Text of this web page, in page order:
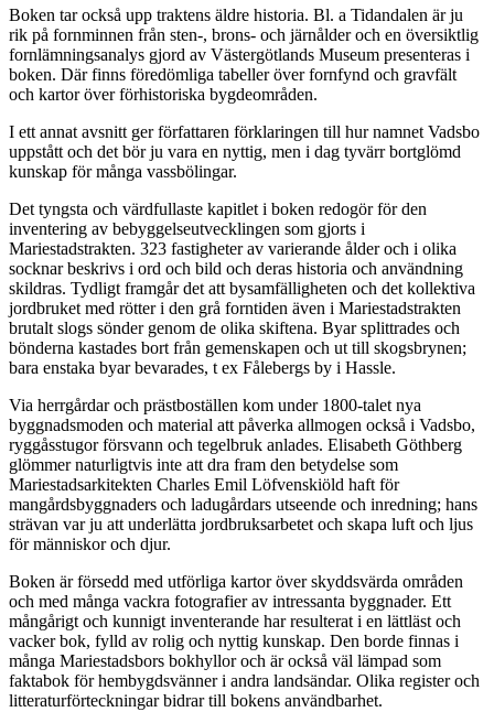
Boken tar också upp traktens äldre historia. Bl. a Tidandalen är ju
rik på fornminnen från sten-, brons- och järnålder och en översiktlig
fornlämningsanalys gjord av Västergötlands Museum presenteras i
boken. Där finns föredömliga tabeller över fornfynd och gravfält
och kartor över förhistoriska bygdeområden.
I ett annat avsnitt ger författaren förklaringen till hur namnet Vadsbo
uppstått och det bör ju vara en nyttig, men i dag tyvärr bortglömd
kunskap för många vassbölingar.
Det tyngsta och värdfullaste kapitlet i boken redogör för den
inventering av bebyggelseutvecklingen som gjorts i
Mariestadstrakten. 323 fastigheter av varierande ålder och i olika
socknar beskrivs i ord och bild och deras historia och användning
skildras. Tydligt framgår det att bysamfälligheten och det kollektiva
jordbruket med rötter i den grå forntiden även i Mariestadstrakten
brutalt slogs sönder genom de olika skiftena. Byar splittrades och
bönderna kastades bort från gemenskapen och ut till skogsbrynen;
bara enstaka byar bevarades, t ex Fålebergs by i Hassle.
Via herrgårdar och prästboställen kom under 1800-talet nya
byggnadsmoden och material att påverka allmogen också i Vadsbo,
ryggåsstugor försvann och tegelbruk anlades. Elisabeth Göthberg
glömmer naturligtvis inte att dra fram den betydelse som
Mariestadsarkitekten Charles Emil Löfvenskiöld haft för
mangårdsbyggnaders och ladugårdars utseende och inredning; hans
strävan var ju att underlätta jordbruksarbetet och skapa luft och ljus
för människor och djur.
Boken är försedd med utförliga kartor över skyddsvärda områden
och med många vackra fotografier av intressanta byggnader. Ett
mångårigt och kunnigt inventerande har resulterat i en lättläst och
vacker bok, fylld av rolig och nyttig kunskap. Den borde finnas i
många Mariestadsbors bokhyllor och är också väl lämpad som
faktabok för hembygdsvänner i andra landsändar. Olika register och
litteraturförteckningar bidrar till bokens användbarhet.